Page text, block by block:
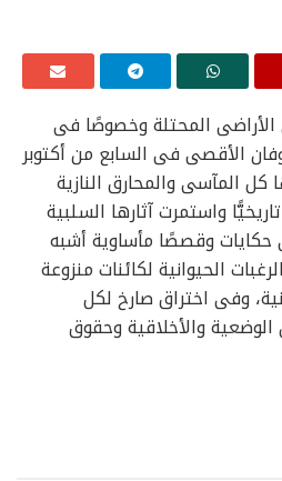
الأراضى المحتلة وخصوصًا فى
الأقصى فى السابع من أكتوبر
المآسى والمحارق النازية
واستمرت آثارها السلبية
وقصصًا مأساوية أشبه
الحيوانية لكائنات منزوعة
وفى اختراق صارخ لكل
الوضعية والأخلاقية وحقوق